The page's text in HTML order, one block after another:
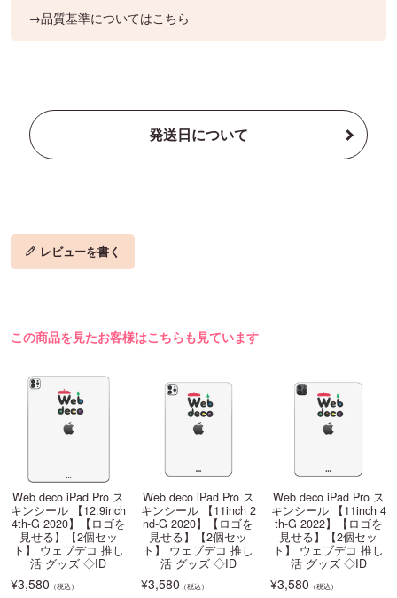
→品質基準についてはこちら
発送日について
レビューを書く
この商品を見たお客様はこちらも見ています
Web deco iPad Pro ス
キンシール 【12.9inch
4th-G 2020】【ロゴを
見せる】【2個セッ
ト】 ウェブデコ 推し
活 グッズ ◇ID
¥3,580 （税込）
Web deco iPad Pro ス
キンシール 【11inch 2
nd-G 2020】【ロゴを
見せる】【2個セッ
ト】 ウェブデコ 推し
活 グッズ ◇ID
¥3,580 （税込）
Web deco iPad Pro ス
キンシール 【11inch 4
th-G 2022】【ロゴを
見せる】【2個セッ
ト】 ウェブデコ 推し
活 グッズ ◇ID
¥3,580 （税込）